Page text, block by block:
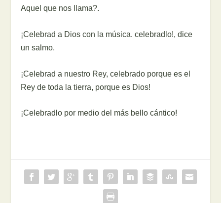
Aquel que nos llama?.
¡Celebrad a Dios con la música. celebradlo!, dice
un salmo.
¡Celebrad a nuestro Rey, celebrado porque es el
Rey de toda la tierra, porque es Dios!
¡Celebradlo por medio del más bello cántico!